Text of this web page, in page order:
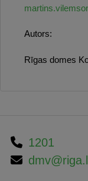
Autors:
Rīgas domes
1201